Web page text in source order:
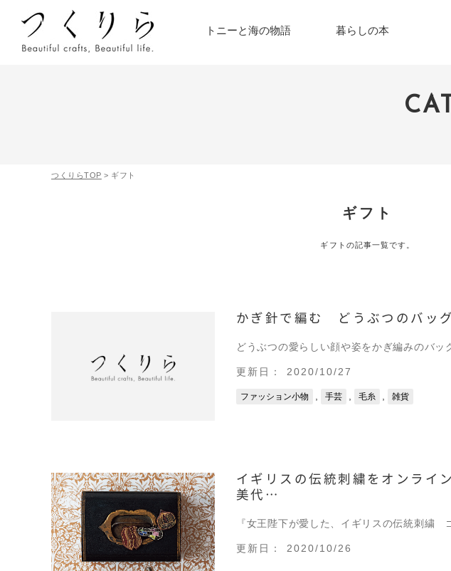
トニーと海の物語 暮らしの本
つくりらTOP > ギフト
ギフト
ギフトの記事一覧です。
かぎ針で編む どうぶつのバッグ
どうぶつの愛らしい顔や姿をかぎ編みのバッ
更新日： 2020/10/27
ファッション小物 手芸 毛糸 雑貨
イギリスの伝統刺繍をオンライ
美代…
『女王陛下が愛した、イギリスの伝統刺繍
更新日： 2020/10/26